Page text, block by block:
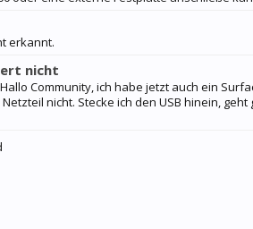
erkannt.
nicht
Community, ich habe jetzt auch ein
nicht. Stecke ich den USB hinein, geht